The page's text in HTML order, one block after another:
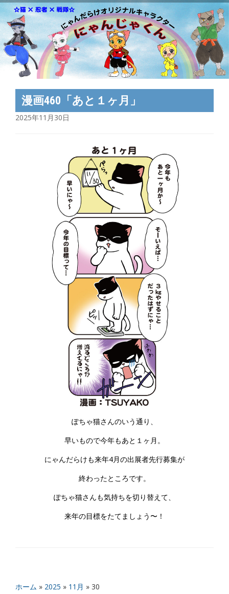
ホーム » 2025 » 11月 » 30
漫画460「あと１ヶ月」
2025年11月30日
ぽちゃ猫さんのいう通り、
早いもので今年もあと１ヶ月。
にゃんだらけも来年4月の出展者先行募集が
終わったところです。
ぽちゃ猫さんも気持ちを切り替えて、
来年の目標をたてましょう〜！